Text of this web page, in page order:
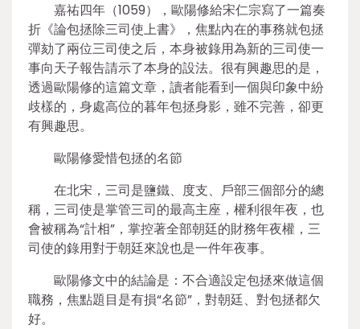
嘉祐四年（1059），歐陽修給宋仁宗寫了一篇奏
折《論包拯除三司使上書》，焦點內在的事務就包拯
彈劾了兩位三司使之后，本身被錄用為新的三司使一
事向天子報告請示了本身的設法。很有興趣思的是，
透過歐陽修的這篇文章，讀者能看到一個與印象中紛
歧樣的，身處高位的暮年包拯身影，雖不完善，卻更
有興趣思。
歐陽修愛惜包拯的名節
在北宋，三司是鹽鐵、度支、戶部三個部分的總
稱，三司使是掌管三司的最高主座，權利很年夜，也
會被稱為“計相”，掌控著全部朝廷的財務年夜權，三
司使的錄用對于朝廷來說也是一件年夜事。
歐陽修文中的結論是：不合適設定包拯來做這個
職務，焦點題目是有損“名節”，對朝廷、對包拯都欠
好。